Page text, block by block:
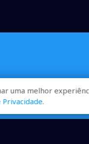
uma melhor
Privacidade.